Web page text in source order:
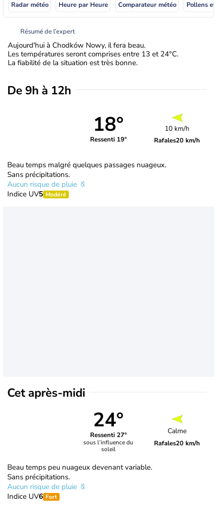
Radar météo Heure par Heure Comparateur météo Pollens
Résumé de l’expert
Aujourd'hui à Chodków Nowy, il fera beau.
Les températures seront comprises entre 13 et 24°C.
La fiabilité de la situation est très bonne.
De 9h à 12h
18°
Ressenti 19°
10 km/h
Rafales20 km/h
Beau temps malgré quelques passages nuageux.
Sans précipitations.
Aucun risque de pluie
Indice UV5 Modéré
Cet après-midi
24°
Ressenti 27°
sous l’influence du
soleil
Calme
Rafales20 km/h
Beau temps peu nuageux devenant variable.
Sans précipitations.
Aucun risque de pluie
Indice UV6 Fort